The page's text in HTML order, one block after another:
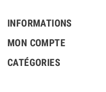
INFORMATIONS
MON COMPTE
CATÉGORIES